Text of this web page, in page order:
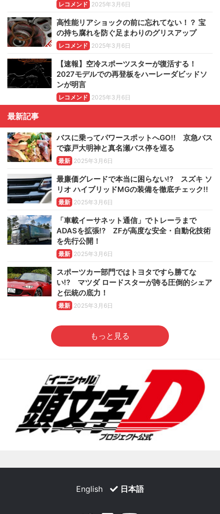
レコメンド 2025年3月6日
高性能リアショックの前に忘れてない！？ 宝
の持ち腐れを防ぐ足まわりのグリスアップ
レコメンド 2025年3月6日
【速報】空冷スポーツスターが復活する！
2027モデルでの再登板をハーレーダビッドソ
ンが明言
レコメンド 2025年3月6日
最新記事
バスに乗ってパワースポットへGO!! 京急バス
で森戸大明神と真名瀬バス停を巡る
最新 2025年3月6日
最廉価グレードで本当に困らない!? スズキ ソ
リオ ハイブリッドMGの装備を徹底チェック!!
最新 2025年3月6日
「車載イーサネット通信」でトレーラまで
ADASを拡張!? ZFが高度な安全・自動化技術
を先行公開！
最新 2025年3月6日
スポーツカー部門ではトヨタですら勝てな
い!? マツダ ロードスターが誇る圧倒的シェア
と伝統の底力！
最新 2025年3月6日
もっと見る
English 日本語